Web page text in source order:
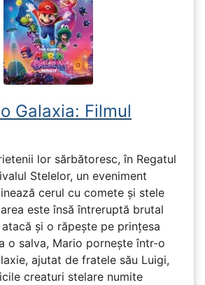
Galaxia: Filmul
lor sărbătoresc, în Regatul
Stelelor, un eveniment
cerul cu comete și stele
este însă întreruptă brutal
și o răpește pe prinţesa
o salva, Mario pornește într-o
ajutat de fratele său Luigi,
creaturi stelare numite